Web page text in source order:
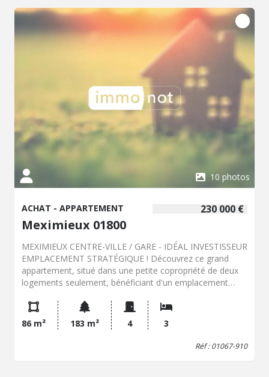
cellier/buanderie fonctionnel et des toilettes invités avec
meuble vasque. Au-dessus : (espace nuit cocooning avec
soupente) : Un dégagement dessert trois chambres, dont
une magnifique suite parentale avec sa salle d'eau
privative. Une seconde salle d'eau indépendante et un WC
séparé complètent ce niveau. Les + qui font la différence :
Deux places de parking privatives sécurisées dans une
cour intérieure Confort absolu grâce au chauffage par
climatisation réversible. Prix : 360 000 EUR Honoraires de
Négociation Inclus Référence : 01067/984- Les
informations sur les risques auxquels ce bien est exposé
sont disponibles sur le site Géorisques :
"www.georisques.gouv.fr".
10 photos
230 000 €
ACHAT - APPARTEMENT
Meximieux 01800
MEXIMIEUX CENTRE-VILLE / GARE - IDÉAL INVESTISSEUR
EMPLACEMENT STRATÉGIQUE ! Découvrez ce grand
appartement, situé dans une petite copropriété de deux
logements seulement, bénéficiant d'un emplacement
commerces, et toutes les commodités sont accessibles à
pied. Un appartement spacieux et fonctionnel Cet
appartement en duplex offre une configuration très
pratique, combinant espaces de vie, espaces nuit et
86 m² 183 m² 4 3
Réf : 01067-910